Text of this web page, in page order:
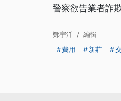
警察欲告業者詐
鄭宇汘 / 編輯
費用
新莊